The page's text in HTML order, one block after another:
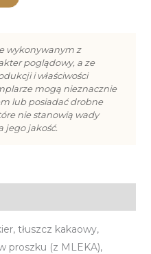
wykonywanym z
poglądowy, a ze
i właściwości
mogą nieznacznie
lub posiadać drobne
nie stanowią wady
jego jakość.
tłuszcz kakaowy,
proszku (z MLEKA),